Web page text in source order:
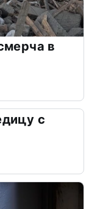
в
с